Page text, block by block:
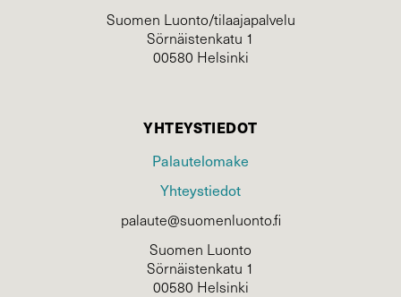
Suomen Luonto/tilaajapalvelu
Sörnäistenkatu 1
00580 Helsinki
YHTEYSTIEDOT
Palautelomake
Yhteystiedot
palaute@suomenluonto.fi
Suomen Luonto
Sörnäistenkatu 1
00580 Helsinki